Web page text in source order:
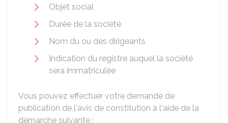
Objet social
Durée de la société
Nom du ou des dirigeants
Indication du registre auquel la société
sera immatriculée
Vous pouvez effectuer votre demande de
publication de l'avis de constitution à l'aide de la
démarche suivante :